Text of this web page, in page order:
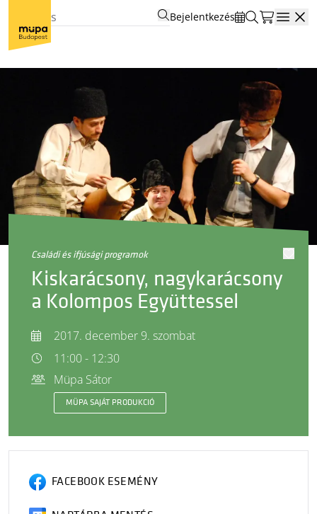
Bejelentkezés
családi és ifjúsági programok
Kiskarácsony, nagykarácsony
a Kolompos Együttessel
2017. december 9. szombat
11:00 - 12:30
Müpa Sátor
MÜPA SAJÁT PRODUKCIÓ
FACEBOOK ESEMÉNY